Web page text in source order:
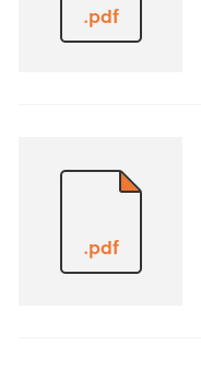
.pdf
.pdf